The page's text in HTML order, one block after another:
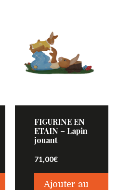
FIGURINE EN
ETAIN – Lapin
jouant
71,00€
Ajouter au